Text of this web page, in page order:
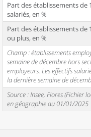
Part des établissements de
salariés, en %
Part des établissements de
ou plus, en %
Champ : établissements
semaine de décembre hors
employeurs. Les effectifs
la dernière semaine de
Source : Insee, Flores (Fichier
en géographie au 01/01/2025